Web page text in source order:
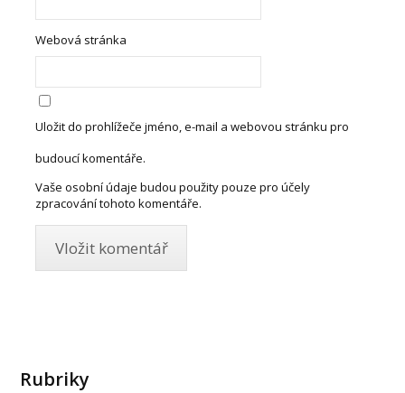
Webová stránka
Uložit do prohlížeče jméno, e-mail a webovou stránku pro
budoucí komentáře.
Vaše osobní údaje budou použity pouze pro účely
zpracování tohoto komentáře.
Rubriky